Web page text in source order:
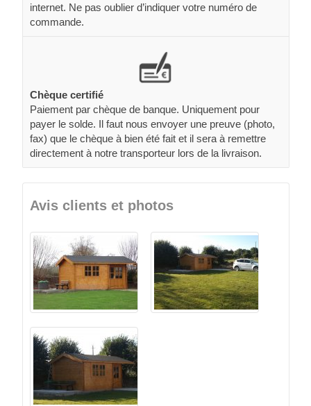
internet. Ne pas oublier d’indiquer votre numéro de
commande.
Chèque certifié
Paiement par chèque de banque. Uniquement pour
payer le solde. Il faut nous envoyer une preuve (photo,
fax) que le chèque à bien été fait et il sera à remettre
directement à notre transporteur lors de la livraison.
Avis clients et photos